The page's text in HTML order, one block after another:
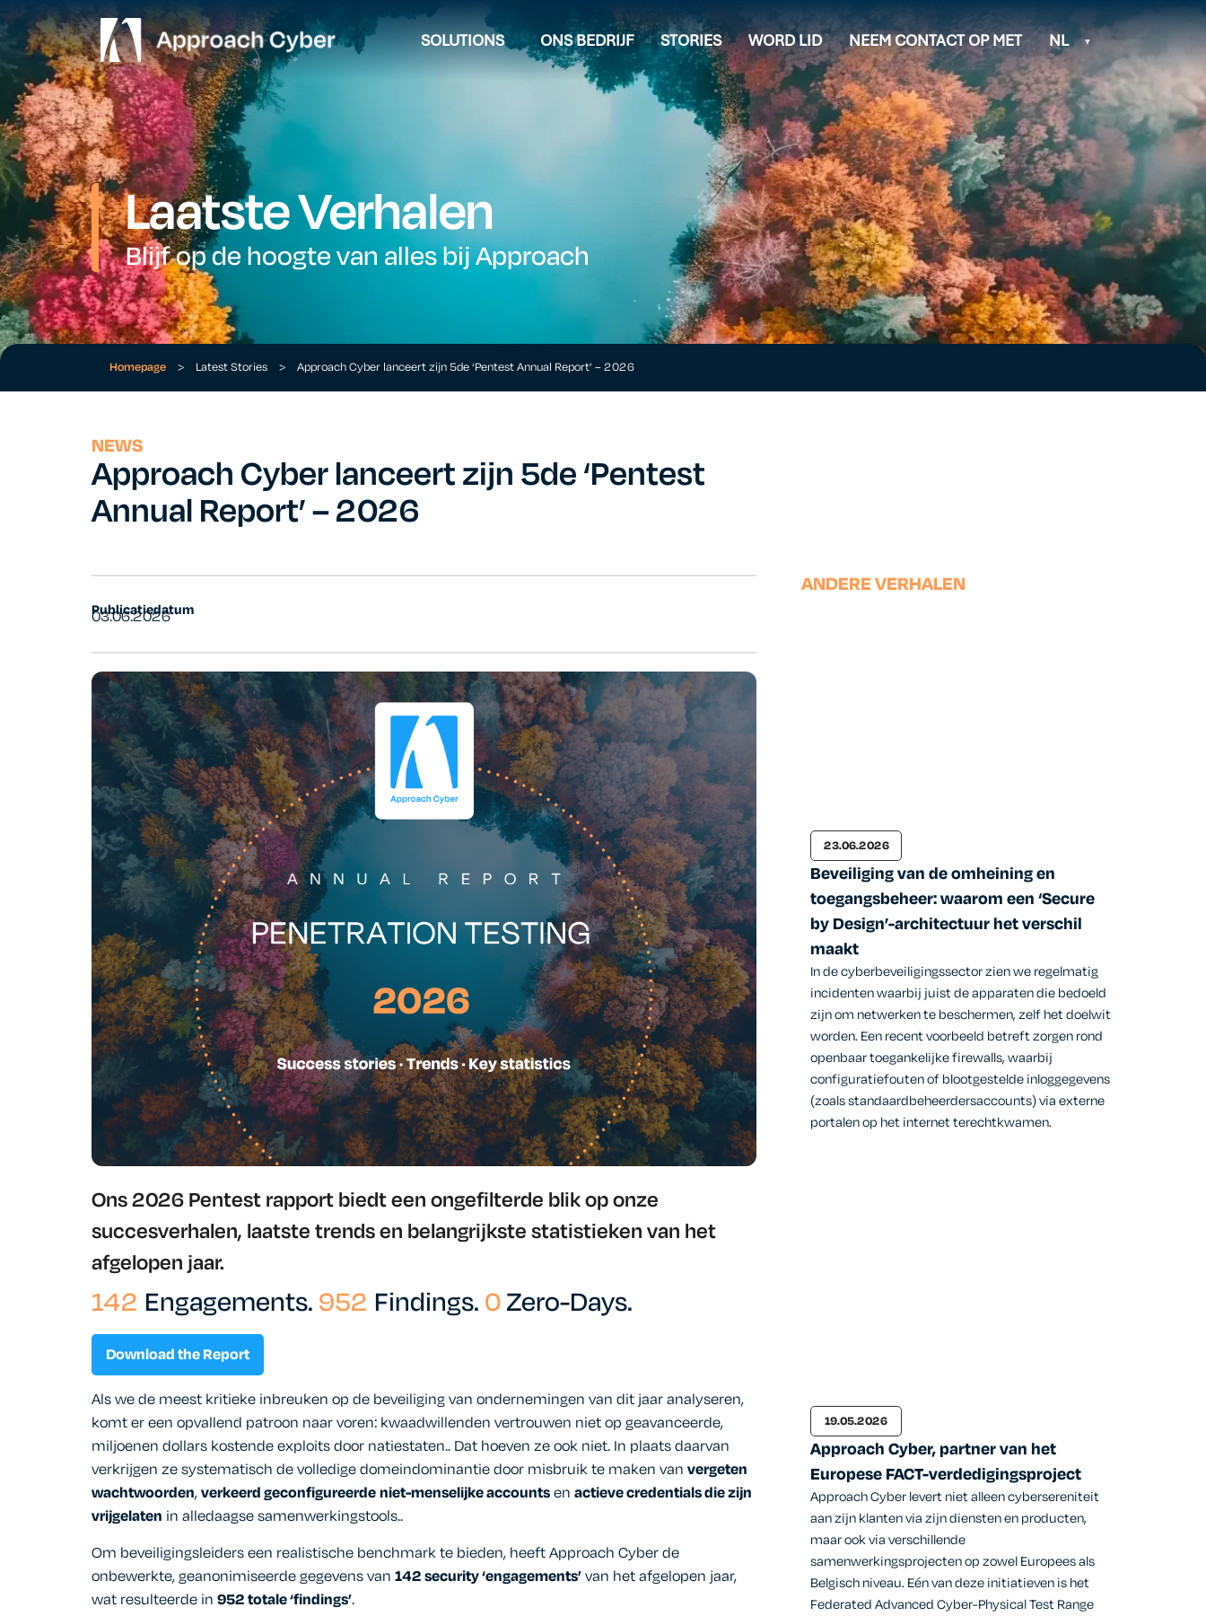
SOLUTIONS ONS BEDRIJF STORIES WORD LID NEEM CONTACT OP MET NL
Laatste Verhalen
Blijf op de hoogte van alles bij Approach
Homepage > Latest Stories > Approach Cyber lanceert zijn 5de ‘Pentest Annual Report’ – 2026
NEWS
Approach Cyber lanceert zijn 5de ‘Pentest
Annual Report’ – 2026
Publicatiedatum
03.06.2026
Ons 2026 Pentest rapport biedt een ongefilterde blik op onze
succesverhalen, laatste trends en belangrijkste statistieken van het
afgelopen jaar.
142 Engagements.952 Findings.0Zero-Days.
Download the Report
Als we de meest kritieke inbreuken op de beveiliging van ondernemingen van dit jaar analyseren,
komt er een opvallend patroon naar voren: kwaadwillenden vertrouwen niet op geavanceerde,
miljoenen dollars kostende exploits door natiestaten.. Dat hoeven ze ook niet. In plaats daarvan
verkrijgen ze systematisch de volledige domeindominantie door misbruik te maken van vergeten
wachtwoorden,verkeerd geconfigureerdeniet-menselijke accountsen actieve credentials die zijn
vrijgelaten in alledaagse samenwerkingstools..
Om beveiligingsleiders een realistische benchmark te bieden, heeft Approach Cyber de
onbewerkte, geanonimiseerde gegevens van 142 security ‘engagements’van het afgelopen jaar,
wat resulteerde in 952 totale ‘findings’.
ANDERE VERHALEN
23.06.2026
Beveiliging van de omheining en
toegangsbeheer: waarom een ‘Secure
by Design’-architectuur het verschil
maakt
In de cyberbeveiligingssector zien we regelmatig
incidenten waarbij juist de apparaten die bedoeld
zijn om netwerken te beschermen, zelf het doelwit
worden. Een recent voorbeeld betreft zorgen rond
openbaar toegankelijke firewalls, waarbij
configuratiefouten of blootgestelde inloggegevens
(zoals standaardbeheerdersaccounts) via externe
portalen op het internet terechtkwamen.
19.05.2026
Approach Cyber, partner van het
Europese FACT-verdedigingsproject
Approach Cyber levert niet alleen cybersereniteit
aan zijn klanten via zijn diensten en producten,
maar ook via verschillende
samenwerkingsprojecten op zowel Europees als
Belgisch niveau. Eén van deze initiatieven is het
Federated Advanced Cyber-Physical Test Range